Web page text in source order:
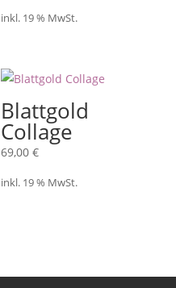
inkl. 19 % MwSt.
Blattgold
Collage
69,00€
inkl. 19 % MwSt.